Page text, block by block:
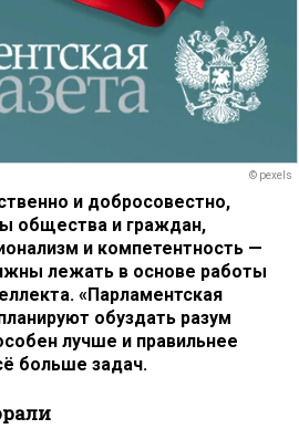
© pexels
и добросовестно,
общества и граждан,
и компетентность —
лежать в основе работы
«Парламентская
обуздать разум
лучше и правильнее
больше задач.